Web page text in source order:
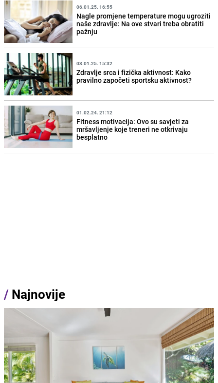
06.01.25. 16:55
Nagle promjene temperature mogu ugroziti
naše zdravlje: Na ove stvari treba obratiti
pažnju
03.01.25. 15:32
Zdravlje srca i fizička aktivnost: Kako
pravilno započeti sportsku aktivnost?
01.02.24. 21:12
Fitness motivacija: Ovo su savjeti za
mršavljenje koje treneri ne otkrivaju
besplatno
/ Najnovije